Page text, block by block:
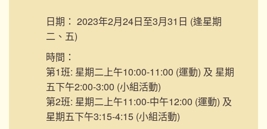
日期： 2023年2月24日至3月31日 (逢星期
二、五)
時間：
第1班: 星期二上午10:00-11:00 (運動) 及 星期
五下午2:00-3:00 (小組活動)
第2班: 星期二上午11:00-中午12:00 (運動) 及
星期五下午3:15-4:15 (小組活動)